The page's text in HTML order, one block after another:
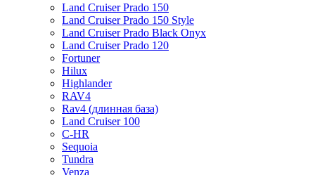
Land Cruiser Prado 150
Land Cruiser Prado 150 Style
Land Cruiser Prado Black Onyx
Land Cruiser Prado 120
Fortuner
Hilux
Highlander
RAV4
Rav4 (длинная база)
Land Cruiser 100
C-HR
Sequoia
Tundra
Venza